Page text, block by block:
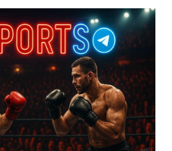
боев UFC
даже нельзя ,такое как ты назвать!
— Николас Далби
бой, реклама есть, а когда
загрузка видео длиною в жизнь.